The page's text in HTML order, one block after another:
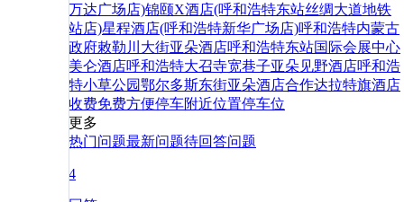
万达广场店)锦颐X酒店(呼和浩特东站丝绸大道地铁
站店)星程酒店(呼和浩特新华广场店)呼和浩特内蒙古
政府敕勒川大街亚朵酒店呼和浩特东站国际会展中心
美仑酒店呼和浩特大召寺宽巷子亚朵见野酒店呼和浩
特小草公园鄂尔多斯东街亚朵酒店合作达拉特旗酒店
收费免费方便停车附近位置停车位
更多
热门问题最新问题待回答问题
4